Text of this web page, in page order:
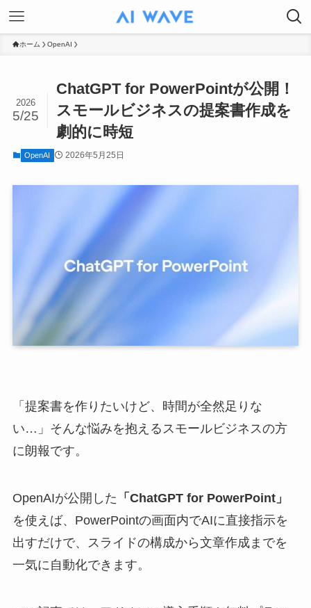
ホーム OpenAI
ChatGPT for PowerPointが公開！
スモールビジネスの提案書作成を
劇的に時短
2026
5/25
OpenAI 2026年5月25日
「提案書を作りたいけど、時間が全然足りな
い…」そんな悩みを抱えるスモールビジネスの方
に朗報です。
OpenAIが公開した 「ChatGPT for PowerPoint」
を使えば、PowerPointの画面内でAIに直接指示を
出すだけで、スライドの構成から文章作成までを
一気に自動化できます。